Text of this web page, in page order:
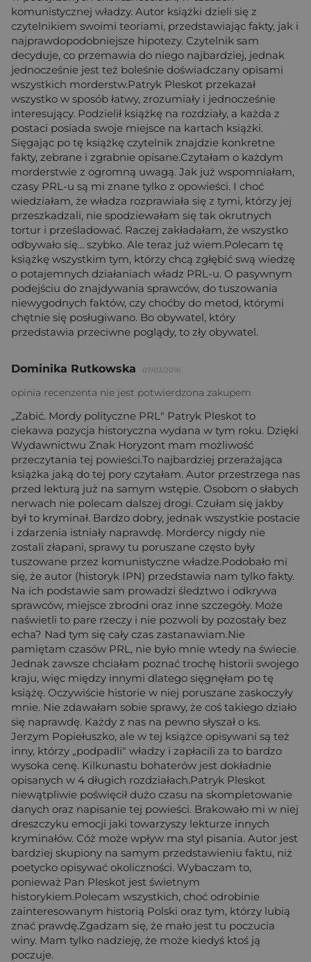
komunistycznej władzy. Autor książki dzieli się z
czytelnikiem swoimi teoriami, przedstawiając fakty, jak i
najprawdopodobniejsze hipotezy. Czytelnik sam
decyduje, co przemawia do niego najbardziej, jednak
jednocześnie jest też boleśnie doświadczany opisami
wszystkich morderstw.Patryk Pleskot przekazał
wszystko w sposób łatwy, zrozumiały i jednocześnie
interesujący. Podzielił książkę na rozdziały, a każda z
postaci posiada swoje miejsce na kartach książki.
Sięgając po tę książkę czytelnik znajdzie konkretne
fakty, zebrane i zgrabnie opisane.Czytałam o każdym
morderstwie z ogromną uwagą. Jak już wspomniałam,
czasy PRL-u są mi znane tylko z opowieści. I choć
wiedziałam, że władza rozprawiała się z tymi, którzy jej
przeszkadzali, nie spodziewałam się tak okrutnych
tortur i prześladować. Raczej zakładałam, że wszystko
odbywało się... szybko. Ale teraz już wiem.Polecam tę
książkę wszystkim tym, którzy chcą zgłębić swą wiedzę
o potajemnych działaniach władz PRL-u. O pasywnym
podejściu do znajdywania sprawców, do tuszowania
niewygodnych faktów, czy choćby do metod, którymi
chętnie się posługiwano. Bo obywatel, który
przedstawia przeciwne poglądy, to zły obywatel.
Dominika Rutkowska 07/03/2016
opinia recenzenta nie jest potwierdzona zakupem
„Zabić. Mordy polityczne PRL" Patryk Pleskot to
ciekawa pozycja historyczna wydana w tym roku. Dzięki
Wydawnictwu Znak Horyzont mam możliwość
przeczytania tej powieści.To najbardziej przerażająca
książka jaką do tej pory czytałam. Autor przestrzega nas
przed lekturą już na samym wstępie. Osobom o słabych
nerwach nie polecam dalszej drogi. Czułam się jakby
był to kryminał. Bardzo dobry, jednak wszystkie postacie
i zdarzenia istniały naprawdę. Mordercy nigdy nie
zostali złapani, sprawy tu poruszane często były
tuszowane przez komunistyczne władze.Podobało mi
się, że autor (historyk IPN) przedstawia nam tylko fakty.
Na ich podstawie sam prowadzi śledztwo i odkrywa
sprawców, miejsce zbrodni oraz inne szczegóły. Może
naświetli to pare rzeczy i nie pozwoli by pozostały bez
echa? Nad tym się cały czas zastanawiam.Nie
pamiętam czasów PRL, nie było mnie wtedy na świecie.
Jednak zawsze chciałam poznać trochę historii swojego
kraju, więc między innymi dlatego sięgnęłam po tę
książę. Oczywiście historie w niej poruszane zaskoczyły
mnie. Nie zdawałam sobie sprawy, że coś takiego działo
się naprawdę. Każdy z nas na pewno słyszał o ks.
Jerzym Popiełuszko, ale w tej książce opisywani są też
inny, którzy „podpadli" władzy i zapłacili za to bardzo
wysoka cenę. Kilkunastu bohaterów jest dokładnie
opisanych w 4 długich rozdziałach.Patryk Pleskot
niewątpliwie poświęcił dużo czasu na skompletowanie
danych oraz napisanie tej powieści. Brakowało mi w niej
dreszczyku emocji jaki towarzyszy lekturze innych
kryminałów. Cóż może wpływ ma styl pisania. Autor jest
bardziej skupiony na samym przedstawieniu faktu, niż
poetycko opisywać okoliczności. Wybaczam to,
ponieważ Pan Pleskot jest świetnym
historykiem.Polecam wszystkich, choć odrobinie
zainteresowanym historią Polski oraz tym, którzy lubią
znać prawdę.Zgadzam się, że mało jest tu poczucia
winy. Mam tylko nadzieję, że może kiedyś ktoś ją
poczuje.